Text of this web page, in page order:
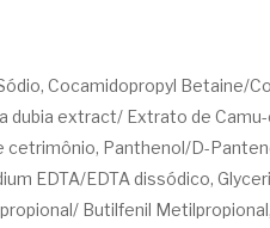
Cocamidopropyl Betaine/
extract/ Extrato de
Panthenol/D-
EDTA/EDTA dissódico,
Butilfenil